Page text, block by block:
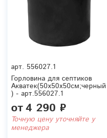
арт. 556027.1
Горловина для септиков
Акватек(50x50x50см;черный
) - арт.556027.1
от4 290 ₽
Точную цену уточняйте у
менеджера